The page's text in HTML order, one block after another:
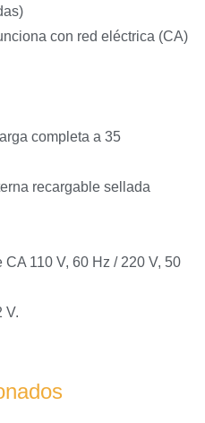
con red eléctrica (CA)
completa a 35
recargable sellada
110 V, 60 Hz / 220 V, 50
V.